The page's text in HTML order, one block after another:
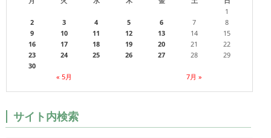
« 5月 7月 »
1
2
3 4 5 6 7
8
9
10 11 12 13 14
15
16
17 18 19 20 21
22
23
24 25 26 27 28
29
30
サイト内検索